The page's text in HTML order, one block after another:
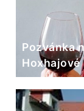
Pozvánka
Hoxhajové